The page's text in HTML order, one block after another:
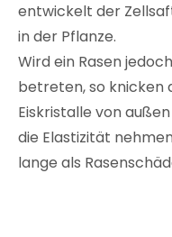
entwickelt der
in der Pflanze.
Wird ein Rasen
betreten, so knicken
Eiskristalle von
die Elastizität
lange als